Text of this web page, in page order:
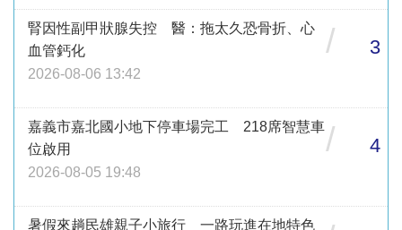
腎因性副甲狀腺失控 醫：拖太久恐骨折、心
血管鈣化
2026-08-06 13:42
/ 3
嘉義市嘉北國小地下停車場完工 218席智慧車
位啟用
2026-08-05 19:48
/ 4
暑假來趟民雄親子小旅行 一路玩進在地特色